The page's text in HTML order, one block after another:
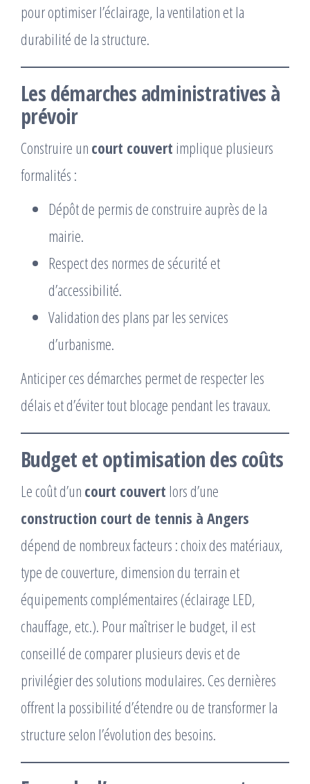
pour optimiser l’éclairage, la ventilation et la
durabilité de la structure.
Les démarches administratives à
prévoir
Construire un court couvert implique plusieurs
formalités :
Dépôt de permis de construire auprès de la
mairie.
Respect des normes de sécurité et
d’accessibilité.
Validation des plans par les services
d’urbanisme.
Anticiper ces démarches permet de respecter les
délais et d’éviter tout blocage pendant les travaux.
Budget et optimisation des coûts
Le coût d’un court couvert lors d’une
construction court de tennis à Angers
dépend de nombreux facteurs : choix des matériaux,
type de couverture, dimension du terrain et
équipements complémentaires (éclairage LED,
chauffage, etc.). Pour maîtriser le budget, il est
conseillé de comparer plusieurs devis et de
privilégier des solutions modulaires. Ces dernières
offrent la possibilité d’étendre ou de transformer la
structure selon l’évolution des besoins.